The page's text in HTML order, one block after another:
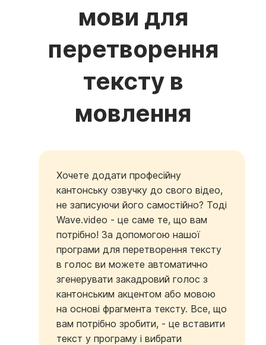
мови для
перетворення
тексту в
мовлення
Хочете додати професійну
кантонську озвучку до свого відео,
не записуючи його самостійно? Тоді
Wave.video - це саме те, що вам
потрібно! За допомогою нашої
програми для перетворення тексту
в голос ви можете автоматично
згенерувати закадровий голос з
кантонським акцентом або мовою
на основі фрагмента тексту. Все, що
вам потрібно зробити, - це вставити
текст у програму і вибрати